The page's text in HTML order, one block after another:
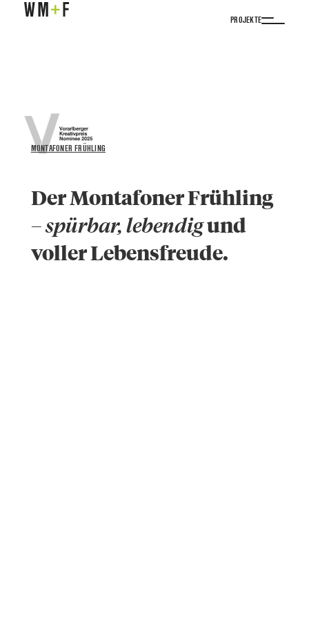
PROJEKTE
MONTAFONER FRÜHLING
Der Montafoner Frühling
– spürbar, lebendigund
voller Lebensfreude.